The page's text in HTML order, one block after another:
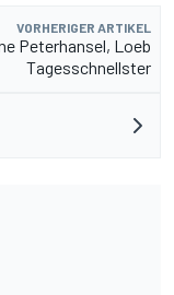
VORHERIGER ARTIKEL
Peterhansel, Loeb
Tagesschnellster